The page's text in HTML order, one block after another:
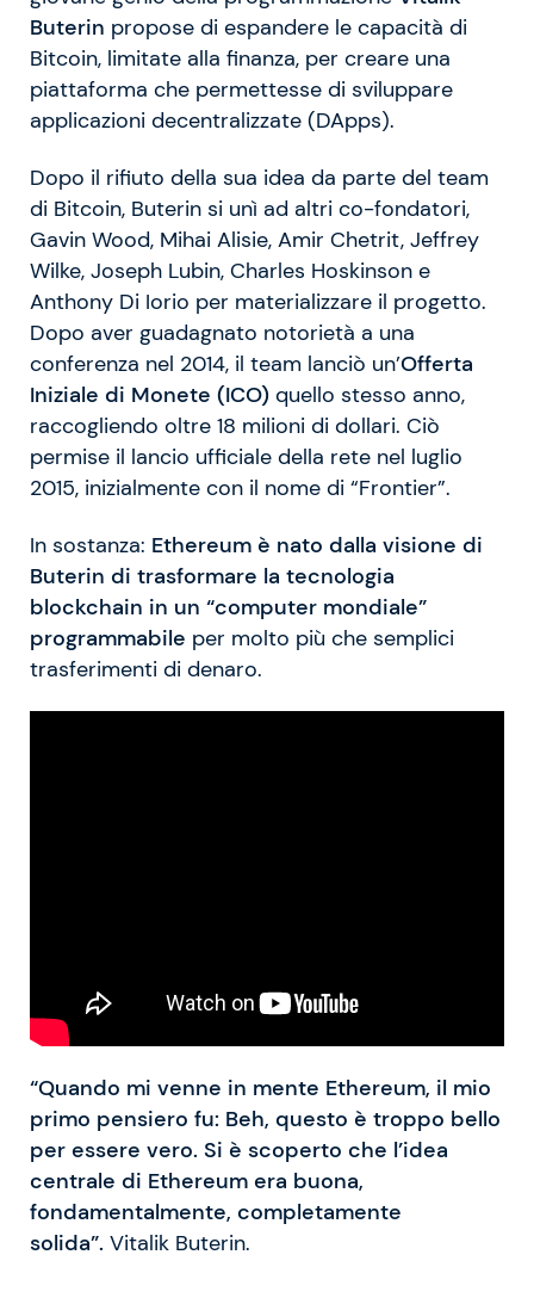
Buterin propose di espandere le capacità di
Bitcoin, limitate alla finanza, per creare una
piattaforma che permettesse di sviluppare
applicazioni decentralizzate (DApps).
Dopo il rifiuto della sua idea da parte del team
di Bitcoin, Buterin si unì ad altri co-fondatori,
Gavin Wood, Mihai Alisie, Amir Chetrit, Jeffrey
Wilke, Joseph Lubin, Charles Hoskinson e
Anthony Di Iorio per materializzare il progetto.
Dopo aver guadagnato notorietà a una
conferenza nel 2014, il team lanciò un’Offerta
Iniziale di Monete (ICO) quello stesso anno,
raccogliendo oltre 18 milioni di dollari. Ciò
permise il lancio ufficiale della rete nel luglio
2015, inizialmente con il nome di “Frontier”.
In sostanza: Ethereum è nato dalla visione di
Buterin di trasformare la tecnologia
blockchain in un “computer mondiale”
programmabile per molto più che semplici
trasferimenti di denaro.
“Quando mi venne in mente Ethereum, il mio
primo pensiero fu: Beh, questo è troppo bello
per essere vero. Si è scoperto che l’idea
centrale di Ethereum era buona,
fondamentalmente, completamente
solida”. Vitalik Buterin.